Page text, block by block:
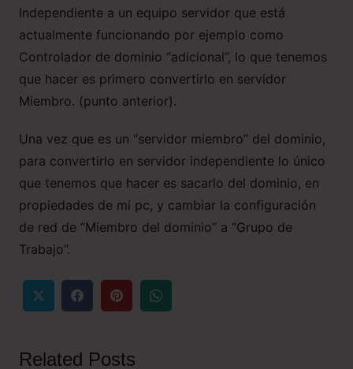
Independiente a un equipo servidor que está
actualmente funcionando por ejemplo como
Controlador de dominio “adicional”, lo que tenemos
que hacer es primero convertirlo en servidor
Miembro. (punto anterior).
Una vez que es un “servidor miembro” del dominio,
para convertirlo en servidor independiente lo único
que tenemos que hacer es sacarlo del dominio, en
propiedades de mi pc, y cambiar la configuración
de red de “Miembro del dominio” a “Grupo de
Trabajo”.
Related Posts